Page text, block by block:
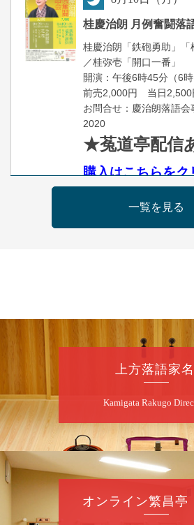
桂慶治朗 月例奮闘落
桂慶治朗「鉄砲勇助」
／桂弥壱「開口一番」
開演：午後6時45分（6
前売2,000円 当日
お問合せ：慶治朗落語
2020
★菟道亭配
購入はこちらをク
昼
日（火）
★菟道亭配信
夜
桂あおば／笑福亭笑有／
開演：午後6時30分（6
前売2,000円 当日2,500
100（10:00～19:00受付
一覧を見る
上方落語家
Kamigata Rakugo
オンライン繁昌亭